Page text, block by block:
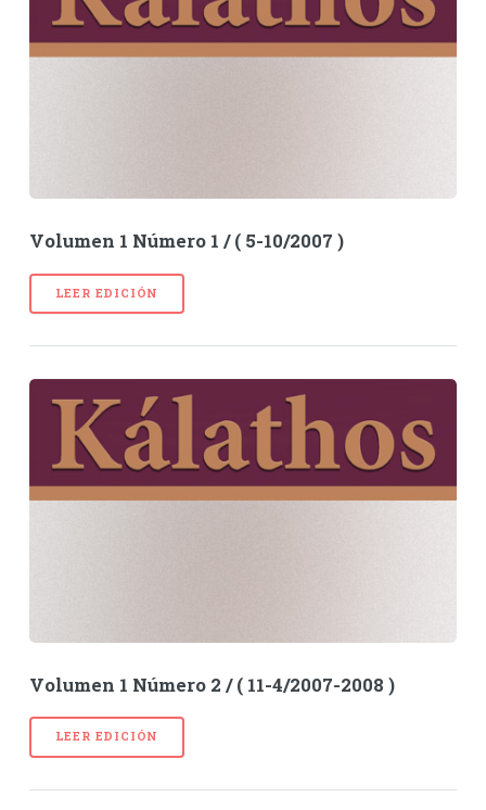
Volumen 1 Número 1 / ( 5-10/2007 )
LEER EDICIÓN
Volumen 1 Número 2 / ( 11-4/2007-2008 )
LEER EDICIÓN